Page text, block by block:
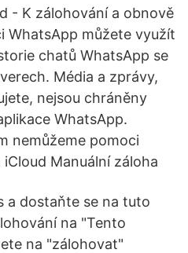
- K zálohování a obnově
WhatsApp můžete využít
chatů WhatsApp se
Média a zprávy,
nejsou chráněny
WhatsApp.
nemůžeme pomoci
Manuální záloha
a dostaňte se na tuto
na "Tento
na "zálohovat"